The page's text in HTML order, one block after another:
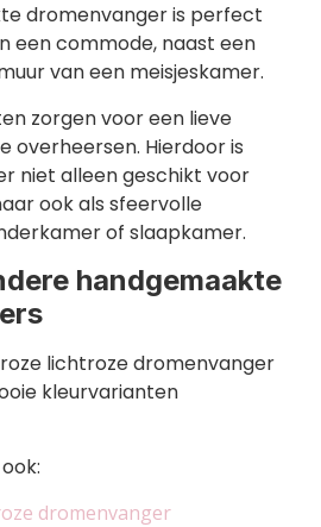
dromenvanger is perfect
een commode, naast een
van een meisjeskamer.
zorgen voor een lieve
overheersen. Hierdoor is
niet alleen geschikt voor
ook als sfeervolle
of slaapkamer.
handgemaakte
lichtroze dromenvanger
kleurvarianten
dromenvanger